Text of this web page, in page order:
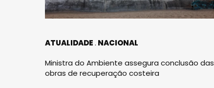
ATUALIDADE NACIONAL
Ministra do Ambiente assegura conclusão das
obras de recuperação costeira